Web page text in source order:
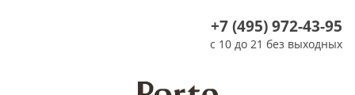
+7 (495) 972-43-95
с 10 до 21 без выходных